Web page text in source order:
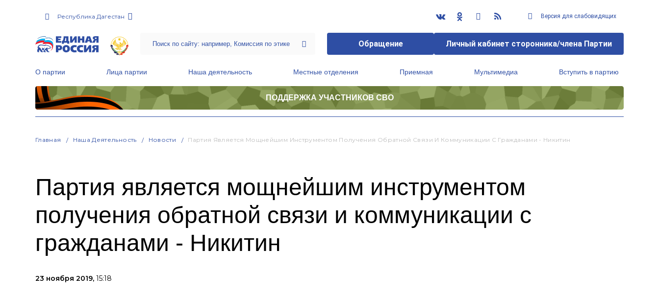
Республика Дагестан Версия для слабовидящих
Обращение Личный кабинет сторонника/члена Партии
О партии Лица партии Наша деятельность Местные отделения Приемная Мультимедиа Вступить в партию
ПОДДЕРЖКА УЧАСТНИКОВ СВО
Главная Наша Деятельность Новости Партия Является Мощнейшим Инструментом Получения Обратной Связи И Коммуникации С Гражданами - Никитин
Партия является мощнейшим инструментом
получения обратной связи и коммуникации с
гражданами - Никитин
23 ноября 2019, 15:18